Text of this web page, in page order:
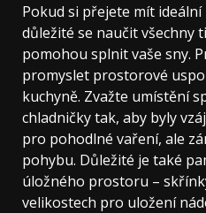
Pokud si přejete mít
důležité se naučit všechny
pomohou splnit vaše sny.
promyslet prostorové
kuchyně. Zvažte umístění
chladničky tak, aby byly
pro pohodlné vaření, ale
pohybu. Důležité je také
úložného prostoru –
velikostech pro uložení